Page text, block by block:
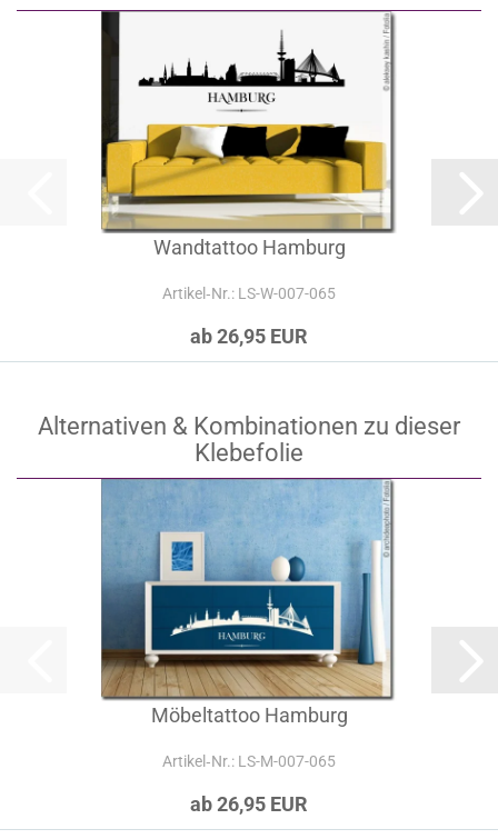
Wandtattoo Hamburg
Artikel‑Nr.: LS-W-007-065
ab 26,95 EUR
Alternativen & Kombinationen zu dieser
Klebefolie
Möbeltattoo Hamburg
Artikel‑Nr.: LS-M-007-065
ab 26,95 EUR